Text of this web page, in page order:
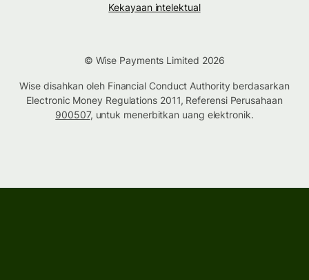
Kekayaan intelektual
© Wise Payments Limited 2026
Wise disahkan oleh Financial Conduct Authority berdasarkan
Electronic Money Regulations 2011, Referensi Perusahaan
900507, untuk menerbitkan uang elektronik.